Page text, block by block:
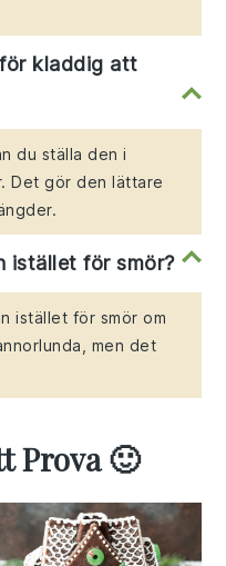
kladdig att
du ställa den i
Det gör den lättare
istället för smör?
istället för smör om
men det
Prova 🙂